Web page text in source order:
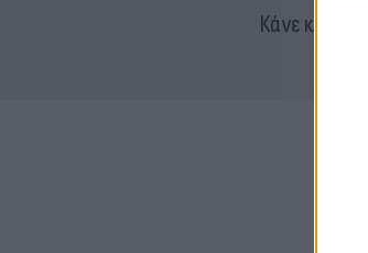
Κάνε κλικ